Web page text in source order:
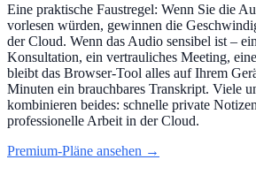
Eine praktische Faustregel: Wenn Sie die
vorlesen würden, gewinnen die
der Cloud. Wenn das Audio sensibel ist –
Konsultation, ein vertrauliches Meeting,
bleibt das Browser-Tool alles auf Ihrem
Minuten ein brauchbares Transkript. Viele
kombinieren beides: schnelle private
professionelle Arbeit in der Cloud.
Premium-Pläne ansehen →